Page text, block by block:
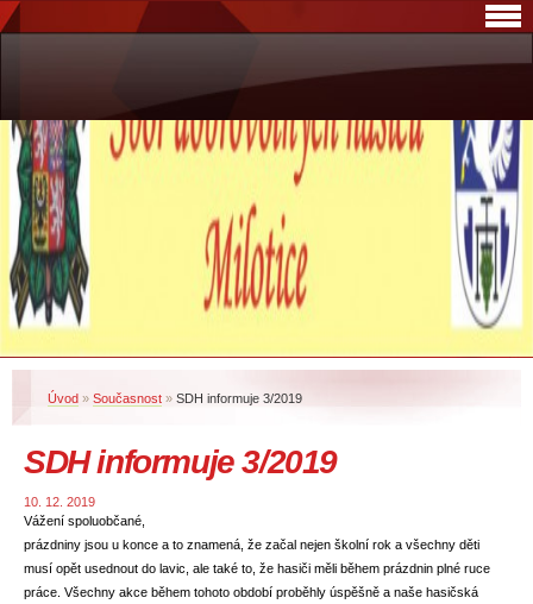
Úvod » Současnost » SDH informuje 3/2019
SDH informuje 3/2019
10. 12. 2019
Vážení spoluobčané,
prázdniny jsou u konce a to znamená, že začal nejen školní rok a všechny děti
musí opět usednout do lavic, ale také to, že hasiči měli během prázdnin plné ruce
práce. Všechny akce během tohoto období proběhly úspěšně a naše hasičská